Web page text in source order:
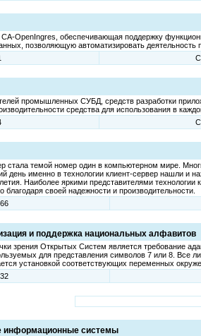
OpenIngres, обеспечивающая поддержку
позволяющую автоматизировать
промышленных СУБД, средств разработки
средства для использования в
стала темой номер один в компьютерном мире.
день именно в технологии клиент-сервер нашли
Наиболее яркими представителями
своей надежности и производительности.
и поддержка национальных алфавитов
зрения Открытых Систем является требование
для представления символов 7 или 8.
установкой соответствующих переменных
информационные системы